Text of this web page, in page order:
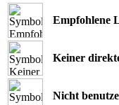
Empfohlene
Keiner
Nicht